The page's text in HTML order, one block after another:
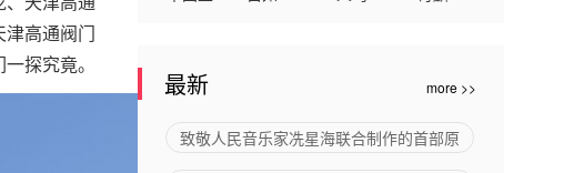
高通阀门
探究竟。
卡文联名
在同店展
不动产全
地“无中
与低价陷
阱，重塑
最新 more >>
致敬人民音乐家冼星海联合制作的首部原